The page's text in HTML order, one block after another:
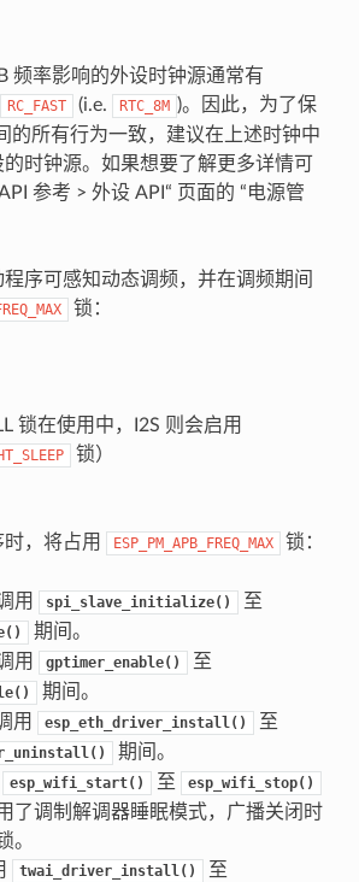
频率影响的外设时钟源通常有
RC_FAST (i.e. RTC_8M )。因此，为了保
的所有行为一致，建议在上述时钟中
时钟源。如果想要了解更多详情可
参考 > 外设 API“ 页面的 “电源管
序可感知动态调频，并在调频期间
锁：
锁在使用中，I2S 则会启用
锁）
，将占用 ESP_PM_APB_FREQ_MAX 锁：
用 spi_slave_initialize() 至
期间。
用 gptimer_enable() 至
期间。
用 esp_eth_driver_install() 至
期间。
esp_wifi_start() 至 esp_wifi_stop()
了调制解调器睡眠模式，广播关闭时
。
twai_driver_install() 至